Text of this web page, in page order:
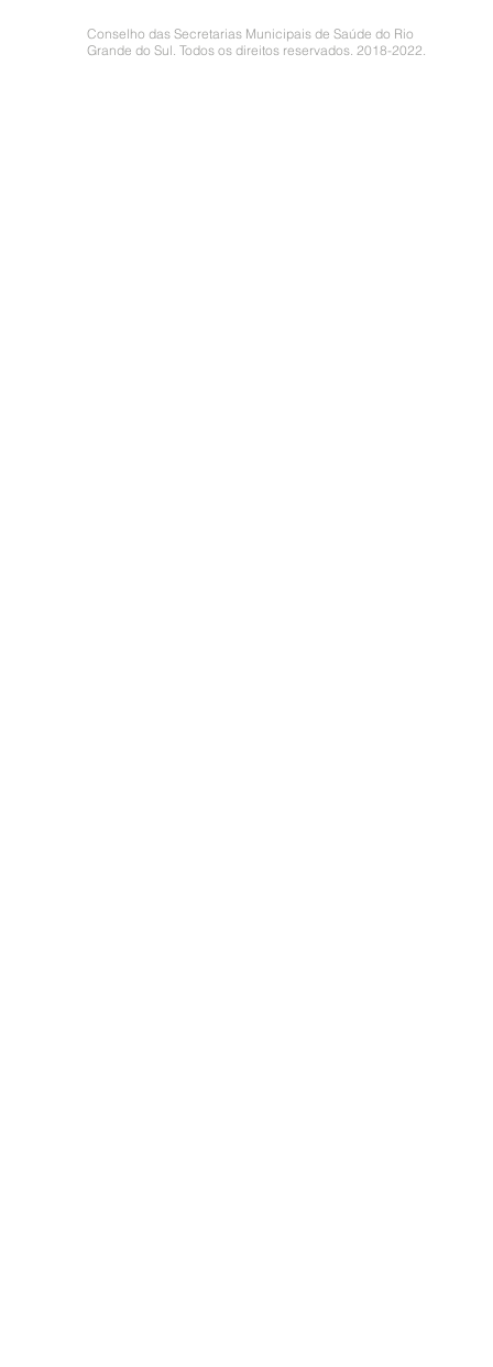
Conselho das Secretarias Municipais de Saúde do Rio
Grande do Sul. Todos os direitos reservados. 2018-2022.